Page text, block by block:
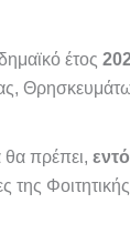
έτος
θα πρέπει,
της